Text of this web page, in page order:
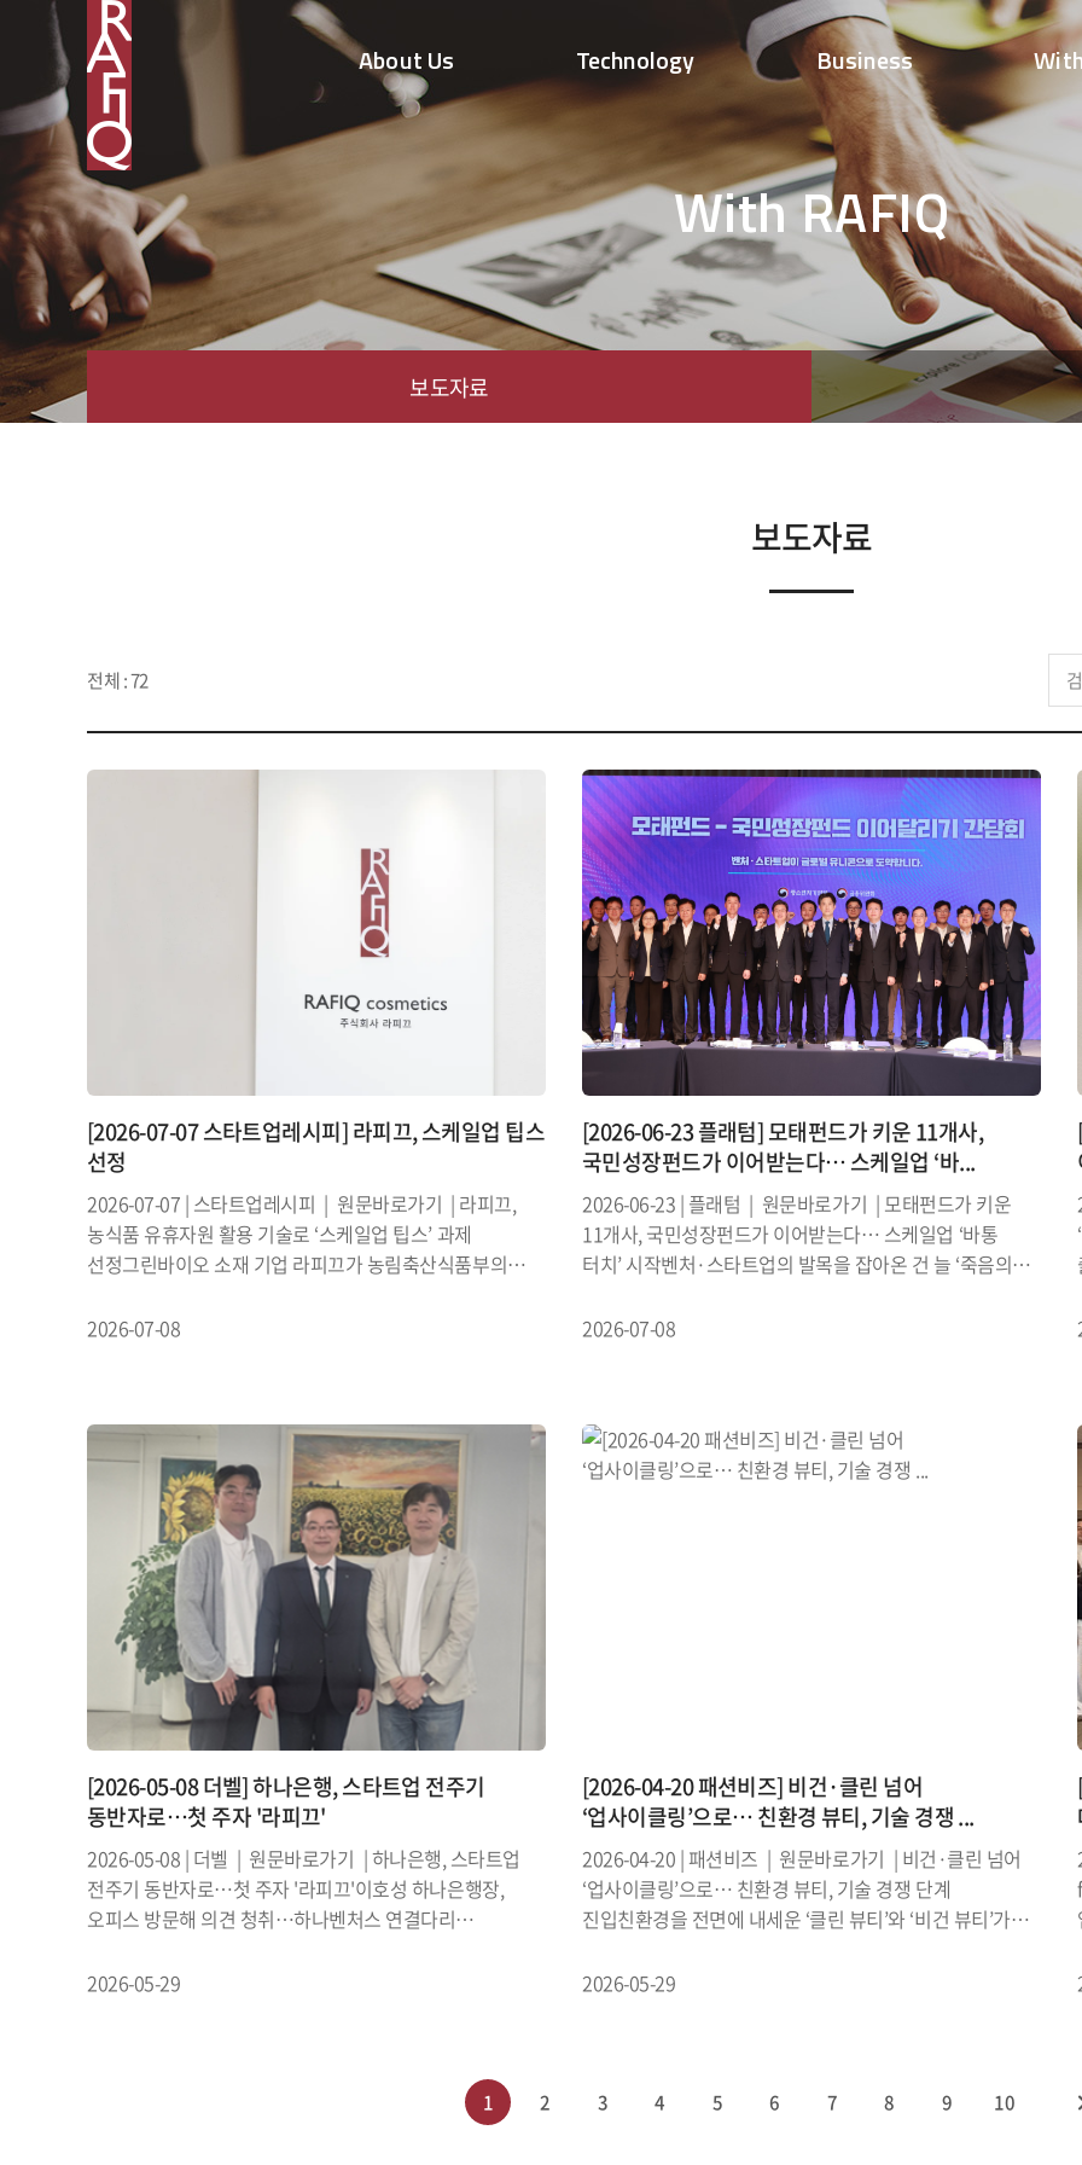
About Us Technology Business
With RAFIQ
보도자료
보도자료
전체 : 72
[2026-07-07 스타트업레시피] 라피끄, 스케일업 팁스
선정
2026-07-07 | 스타트업레시피 | 원문바로가기 | 라피끄,
농식품 유휴자원 활용 기술로 ‘스케일업 팁스’ 과제
선정그린바이오 소재 기업 라피끄가 농림축산식품부의
수행 기업으로 최종 ...
2026-07-08
[2026-06-23 플래텀] 모태펀드가 키운 11개사,
국민성장펀드가 이어받는다… 스케일업 ‘바...
2026-06-23 | 플래텀 | 원문바로가기 | 모태펀드가 키운
11개사, 국민성장펀드가 이어받는다… 스케일업 ‘바통
터치’ 시작벤처·스타트업의 발목을 잡아온 건 늘 ‘죽음의
넘긴 기업이 ...
2026-07-08
[2026-05-08 더벨] 하나은행, 스타트업 전주기
동반자로…첫 주자 '라피끄'
2026-05-08 | 더벨 | 원문바로가기 | 하나은행, 스타트업
전주기 동반자로…첫 주자 '라피끄'이호성 하나은행장,
오피스 방문해 의견 청취…하나벤처스 연결다리
지원 모델을 본격 가동한다. ...
2026-05-29
[2026-04-20 패션비즈] 비건·클린 넘어
‘업사이클링’으로… 친환경 뷰티, 기술 경쟁 ...
2026-04-20 | 패션비즈 | 원문바로가기 | 비건·클린 넘어
‘업사이클링’으로… 친환경 뷰티, 기술 경쟁 단계
진입친환경을 전면에 내세운 ‘클린 뷰티’와 ‘비건 뷰티’가
단계 더 나아...
2026-05-29
1 2 3 4 5 6 7 8 9 10